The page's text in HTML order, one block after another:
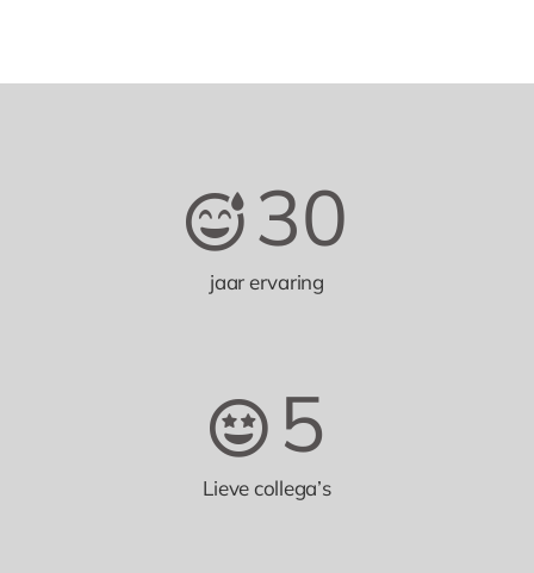
30
jaar ervaring
5
Lieve collega’s